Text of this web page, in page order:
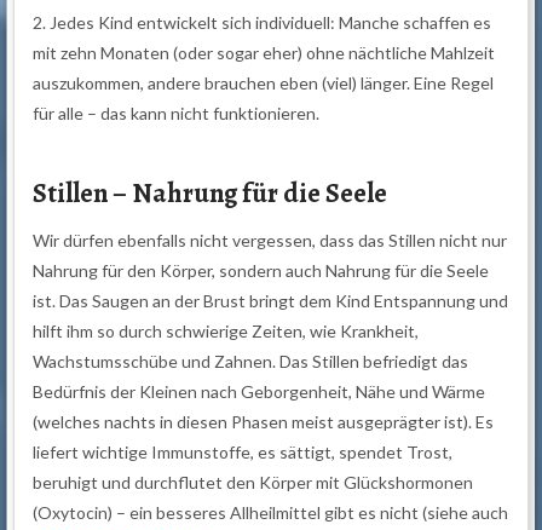
2. Jedes Kind entwickelt sich individuell: Manche schaffen es
mit zehn Monaten (oder sogar eher) ohne nächtliche Mahlzeit
auszukommen, andere brauchen eben (viel) länger. Eine Regel
für alle – das kann nicht funktionieren.
Stillen – Nahrung für die Seele
Wir dürfen ebenfalls nicht vergessen, dass das Stillen nicht nur
Nahrung für den Körper, sondern auch Nahrung für die Seele
ist. Das Saugen an der Brust bringt dem Kind Entspannung und
hilft ihm so durch schwierige Zeiten, wie Krankheit,
Wachstumsschübe und Zahnen. Das Stillen befriedigt das
Bedürfnis der Kleinen nach Geborgenheit, Nähe und Wärme
(welches nachts in diesen Phasen meist ausgeprägter ist). Es
liefert wichtige Immunstoffe, es sättigt, spendet Trost,
beruhigt und durchflutet den Körper mit Glückshormonen
(Oxytocin) – ein besseres Allheilmittel gibt es nicht (siehe auch